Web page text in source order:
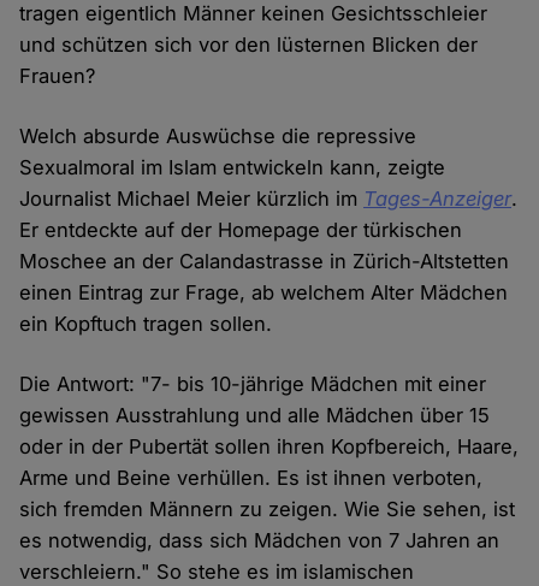
tragen eigentlich Männer keinen Gesichtsschleier
und schützen sich vor den lüsternen Blicken der
Frauen?
Welch absurde Auswüchse die repressive
Sexualmoral im Islam entwickeln kann, zeigte
Journalist Michael Meier kürzlich im Tages-Anzeiger.
Er entdeckte auf der Homepage der türkischen
Moschee an der Calandastrasse in Zürich-Altstetten
einen Eintrag zur Frage, ab welchem Alter Mädchen
ein Kopftuch tragen sollen.
Die Antwort: "7- bis 10-jährige Mädchen mit einer
gewissen Ausstrahlung und alle Mädchen über 15
oder in der Pubertät sollen ihren Kopfbereich, Haare,
Arme und Beine verhüllen. Es ist ihnen verboten,
sich fremden Männern zu zeigen. Wie Sie sehen, ist
es notwendig, dass sich Mädchen von 7 Jahren an
verschleiern." So stehe es im islamischen